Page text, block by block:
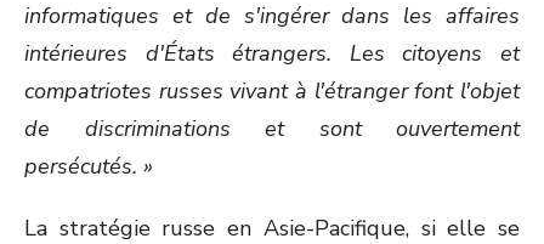
informatiques et de s'ingérer dans les affaires
intérieures d'États étrangers. Les citoyens et
compatriotes russes vivant à l'étranger font l'objet
de discriminations et sont ouvertement
persécutés. »
La stratégie russe en Asie-Pacifique, si elle se